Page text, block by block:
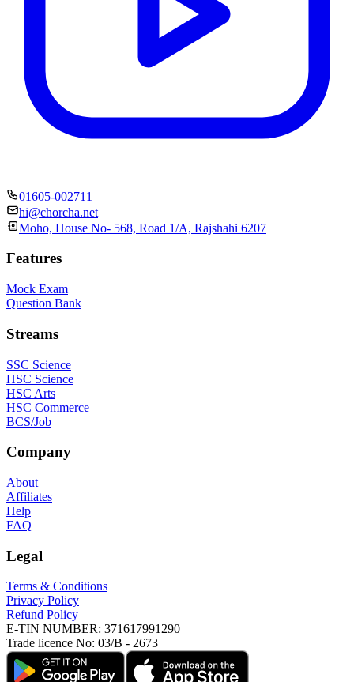
01605-002711
hi@chorcha.net
Moho, House No- 568, Road 1/A, Rajshahi 6207
Features
Mock Exam
Question Bank
Streams
SSC Science
HSC Science
HSC Arts
HSC Commerce
BCS/Job
Company
About
Affiliates
Help
FAQ
Legal
Terms & Conditions
Privacy Policy
Refund Policy
E-TIN NUMBER: 371617991290
Trade licence No: 03/B - 2673